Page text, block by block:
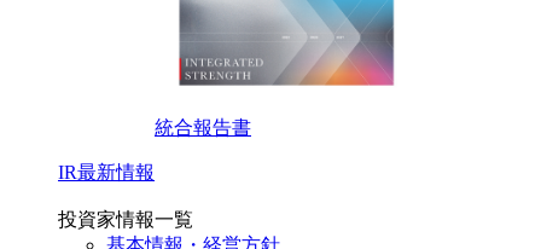
統合報告書
IR最新情報
投資家情報一覧